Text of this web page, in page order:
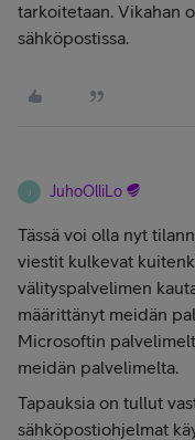
tarkoitetaan. Vikahan
sähköpostissa.
J JuhoOlliLo
Tässä voi olla nyt
viestit kulkevat
välityspalvelimen
määrittänyt meidän
Microsoftin
meidän palvelimelta.
Tapauksia on tullut
sähköpostiohjelmat